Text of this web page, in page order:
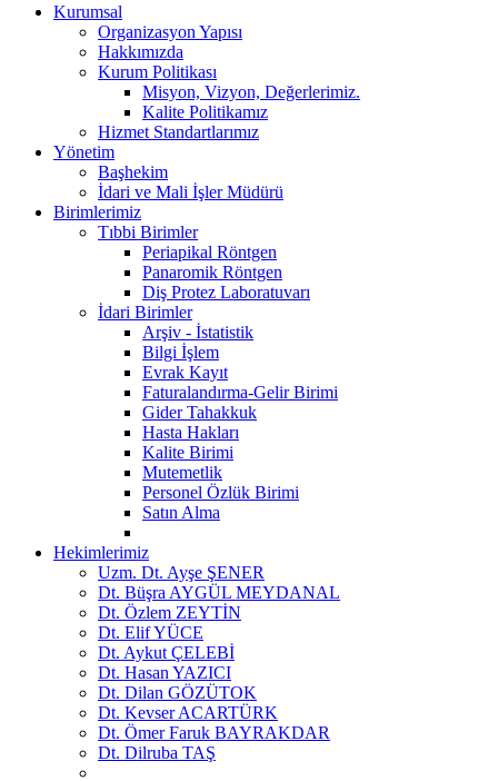
Kurumsal
Organizasyon Yapısı
Hakkımızda
Kurum Politikası
Misyon, Vizyon, Değerlerimiz.
Kalite Politikamız
Hizmet Standartlarımız
Yönetim
Başhekim
İdari ve Mali İşler Müdürü
Birimlerimiz
Tıbbi Birimler
Periapikal Röntgen
Panaromik Röntgen
Diş Protez Laboratuvarı
İdari Birimler
Arşiv - İstatistik
Bilgi İşlem
Evrak Kayıt
Faturalandırma-Gelir Birimi
Gider Tahakkuk
Hasta Hakları
Kalite Birimi
Mutemetlik
Personel Özlük Birimi
Satın Alma
Hekimlerimiz
Uzm. Dt. Ayşe ŞENER
Dt. Büşra AYGÜL MEYDANAL
Dt. Özlem ZEYTİN
Dt. Elif YÜCE
Dt. Aykut ÇELEBİ
Dt. Hasan YAZICI
Dt. Dilan GÖZÜTOK
Dt. Kevser ACARTÜRK
Dt. Ömer Faruk BAYRAKDAR
Dt. Dilruba TAŞ